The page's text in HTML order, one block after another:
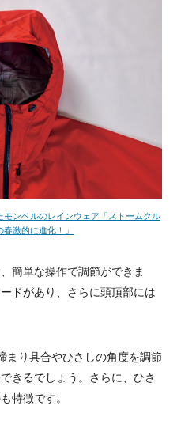
モンベルのレインウェア「ストームクル
激的に進化！」
簡単な操作で調節ができま
ドがあり、さらに頭頂部には
まり具合やひさしの角度を調節
きるでしょう。さらに、ひさ
特徴です。